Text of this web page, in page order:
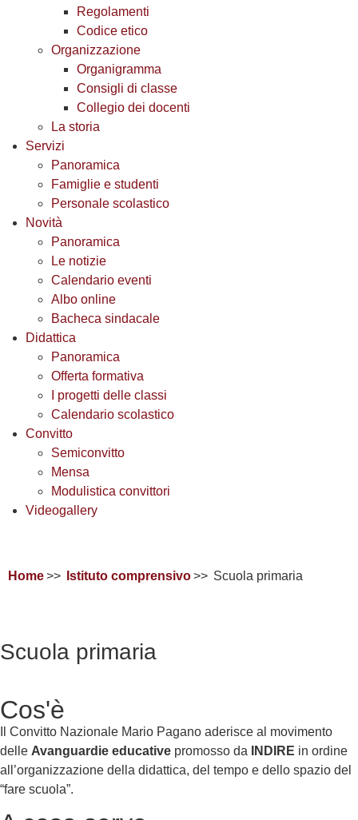
Regolamenti
Codice etico
Organizzazione
Organigramma
Consigli di classe
Collegio dei docenti
La storia
Servizi
Panoramica
Famiglie e studenti
Personale scolastico
Novità
Panoramica
Le notizie
Calendario eventi
Albo online
Bacheca sindacale
Didattica
Panoramica
Offerta formativa
I progetti delle classi
Calendario scolastico
Convitto
Semiconvitto
Mensa
Modulistica convittori
Videogallery
Home Istituto comprensivo Scuola primaria
Scuola primaria
Cos'è
Il Convitto Nazionale Mario Pagano aderisce al movimento
delle Avanguardie educative promosso da INDIRE in ordine
all’organizzazione della didattica, del tempo e dello spazio del
“fare scuola”.